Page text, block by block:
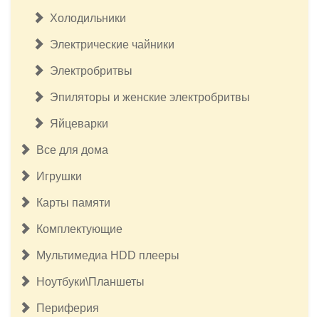
Холодильники
Электрические чайники
Электробритвы
Эпиляторы и женские электробритвы
Яйцеварки
Все для дома
Игрушки
Карты памяти
Комплектующие
Мультимедиа HDD плееры
Ноутбуки\Планшеты
Периферия